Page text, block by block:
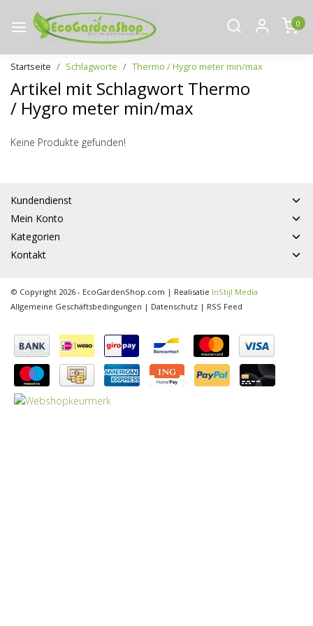
0
Startseite Schlagworte Thermo / Hygro meter min/max
Artikel mit Schlagwort Thermo
/ Hygro meter min/max
Keine Produkte gefunden!
Kundendienst
Mein Konto
Kategorien
Kontakt
© Copyright 2026 - EcoGardenShop.com | Realisatie InStijl Media
Allgemeine Geschäftsbedingungen | Datenschutz | RSS Feed